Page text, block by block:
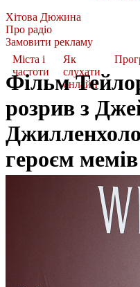
Хітова Дюжина
Про радіо
Замовити рекламу
Міста і
частоти
Як
слухати
онлайн
Фільм
розрив з
героєм мемів